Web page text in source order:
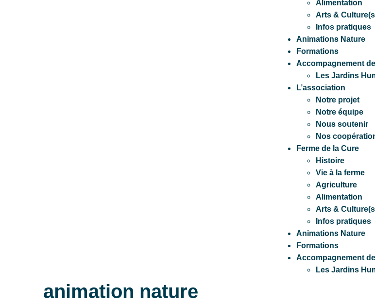
Alimentation
Arts &
Infos pratiques
Animations Nature
Formations
Accompagnement
Les Jardins
L’association
Notre projet
Notre équipe
Nous soutenir
Nos
Ferme de la Cure
Histoire
Vie à la ferme
Agriculture
Alimentation
Arts &
Infos pratiques
Animations Nature
Formations
Accompagnement
Les Jardins
animation nature